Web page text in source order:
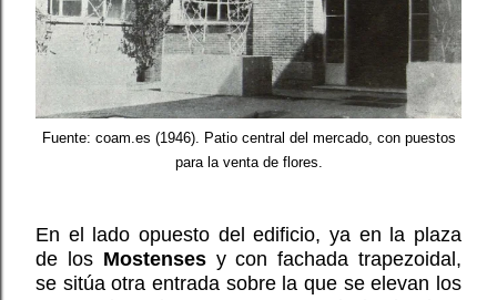
Fuente: coam.es (1946). Patio central del mercado, con puestos
para la venta de flores.
En el lado opuesto del edificio, ya en la plaza
de los Mostensesy con fachada trapezoidal,
se sitúa otra entrada sobre la que se elevan los